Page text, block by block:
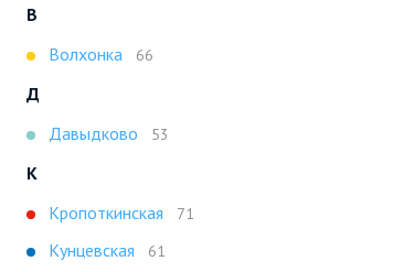
В
Волхонка
66
Д
Давыдково
53
К
Кропоткинская
71
Кунцевская 61